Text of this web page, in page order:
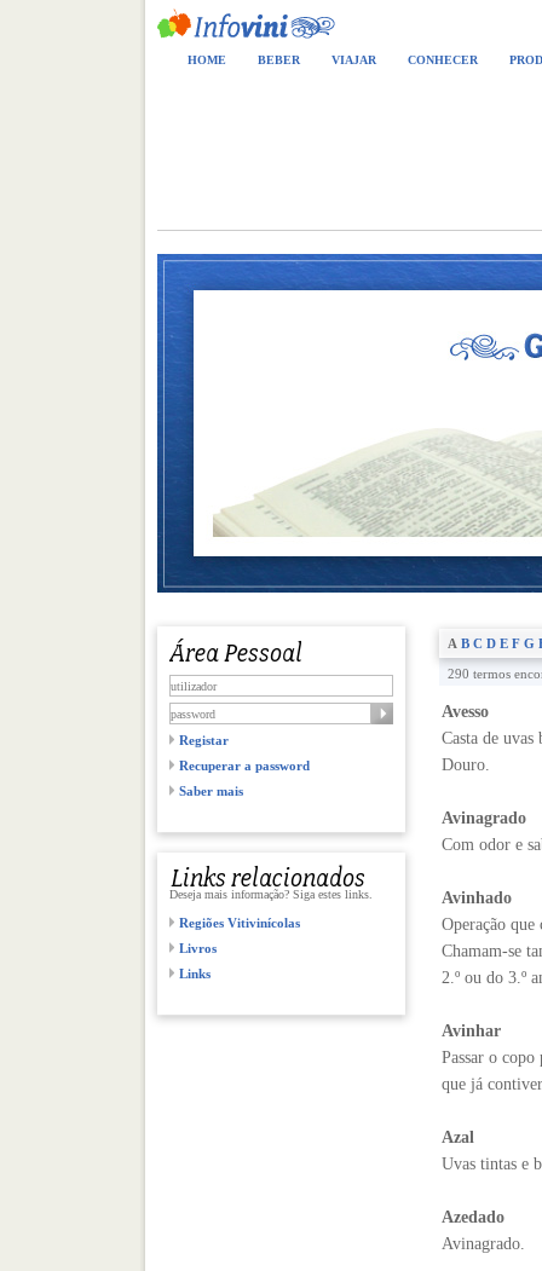
HOME BEBER VIAJAR CONHECER
Registar
Recuperar a password
Saber mais
Deseja mais informação? Siga estes links.
Regiões Vitivinícolas
Livros
Links
A B C D E F G
290 termos
Avesso
Casta de uvas
Douro.
Avinagrado
Com odor e
Avinhado
Operação que
Chamam-se
2.º ou do 3.º
Avinhar
Passar o
que já
Azal
Uvas tintas e
Azedado
Avinagrado.